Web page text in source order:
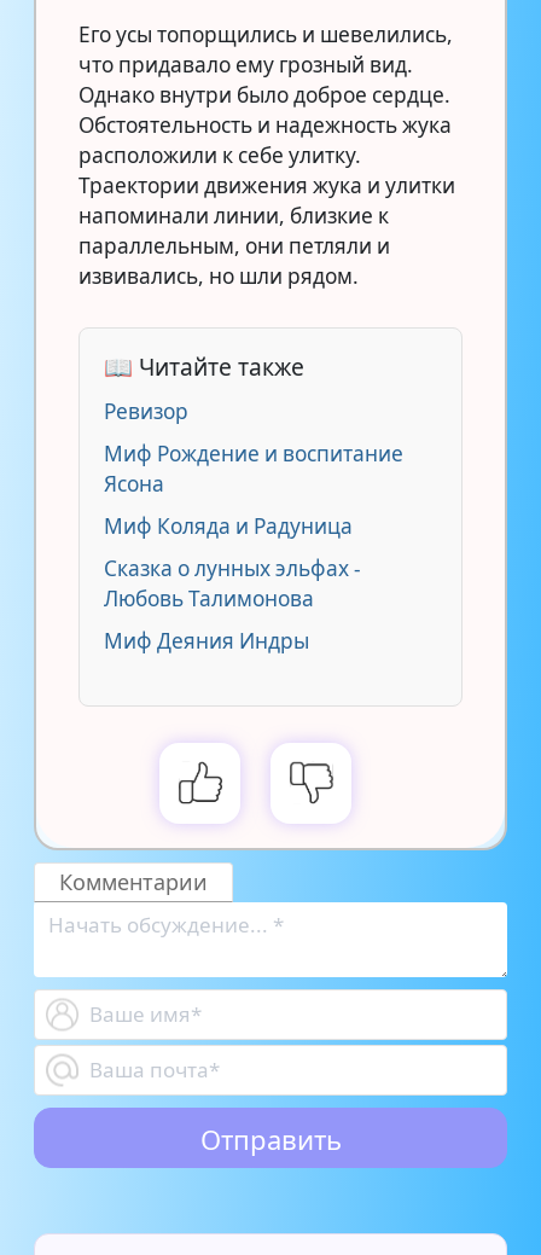
Его усы топорщились и шевелились,
что придавало ему грозный вид.
Однако внутри было доброе сердце.
Обстоятельность и надежность жука
расположили к себе улитку.
Траектории движения жука и улитки
напоминали линии, близкие к
параллельным, они петляли и
извивались, но шли рядом.
📖 Читайте также
Ревизор
Миф Рождение и воспитание
Ясона
Миф Коляда и Радуница
Сказка о лунных эльфах -
Любовь Талимонова
Миф Деяния Индры
Комментарии